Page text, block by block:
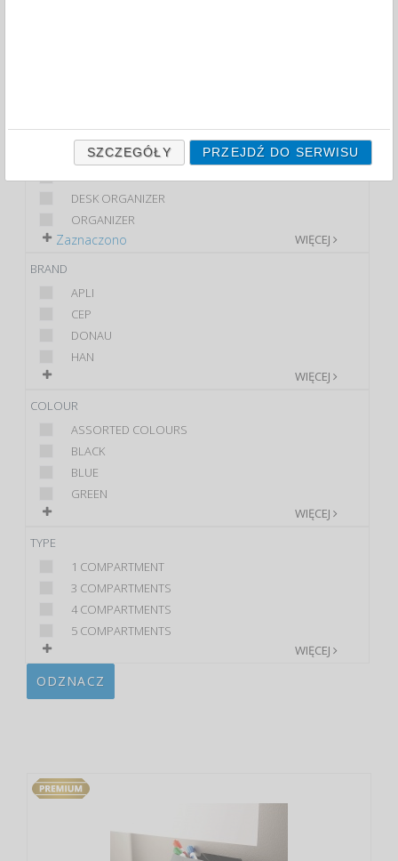
PRODUCT
KOSZYK
CONTAINER
DESK ORGANIZER
ORGANIZER
WIĘCEJ
Zaznaczono
BRAND
APLI
CEP
DONAU
HAN
WIĘCEJ
COLOUR
ASSORTED COLOURS
BLACK
BLUE
GREEN
WIĘCEJ
TYPE
1 COMPARTMENT
3 COMPARTMENTS
4 COMPARTMENTS
5 COMPARTMENTS
WIĘCEJ
ODZNACZ
SZCZEGÓŁY PRZEJDŹ DO SERWISU